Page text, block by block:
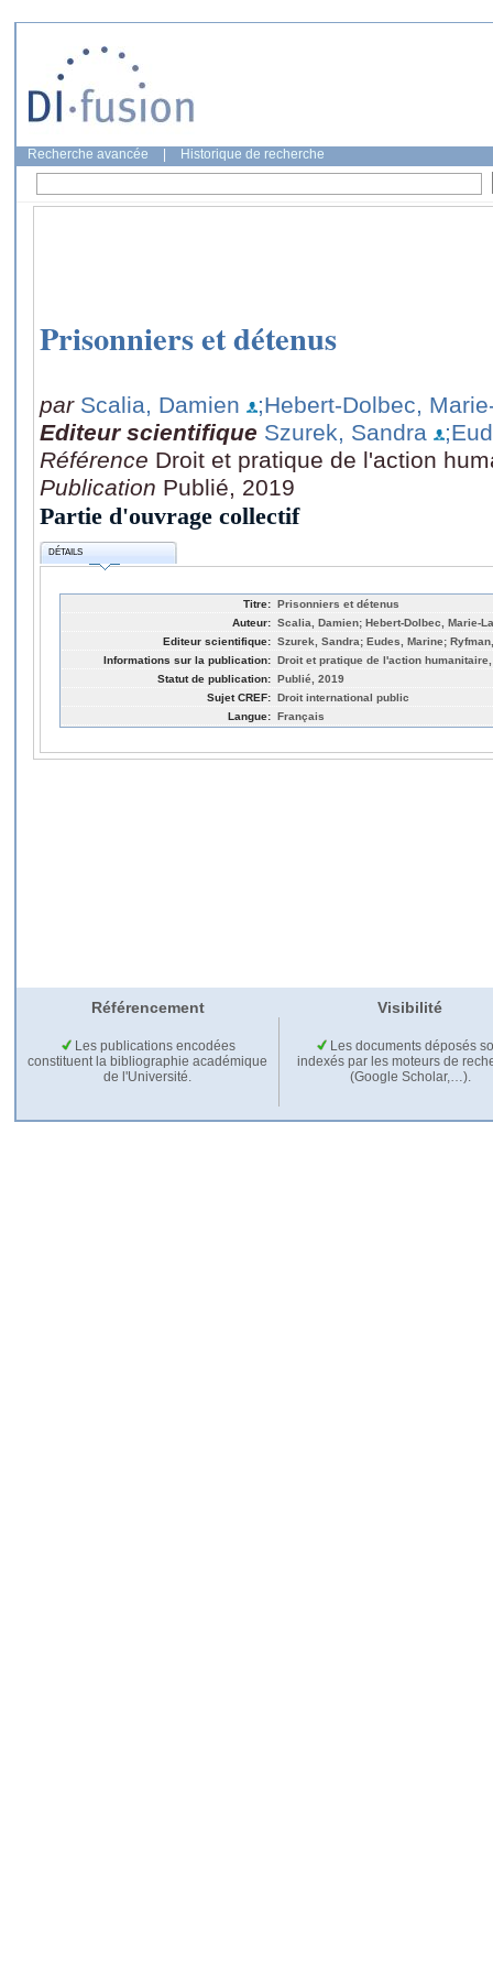
Recherche avancée Historique de recherche
Prisonniers et détenus
par Scalia, Damien
;Hebert-Dolbec,
Editeur scientifique Szurek, Sandra
Référence Droit et pratique de l'action
Publication Publié, 2019
Partie d'ouvrage collectif
DÉTAILS
Titre: Prisonniers et détenus
Auteur: Scalia, Damien; Hebert-Dolbec, Marie-
Editeur scientifique: Szurek, Sandra; Eudes, Marine;
Informations sur la publication: Droit et pratique de l'action
Statut de publication: Publié, 2019
Sujet CREF: Droit international public
Langue: Français
Référencement Visibilité
Les publications encodées
constituent la bibliographie académique
de l'Université.
Les documents déposés
indexés par les moteurs de
(Google Scholar,…).